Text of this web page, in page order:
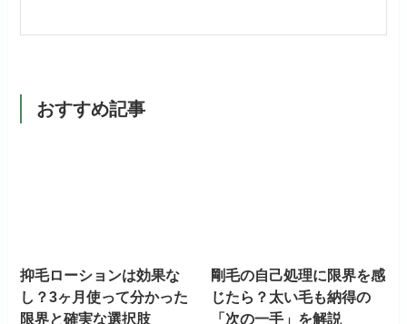
おすすめ記事
抑毛ローションは効果な
し？3ヶ月使って分かった
限界と確実な選択肢
剛毛の自己処理に限界を感
じたら？太い毛も納得の
「次の一手」を解説